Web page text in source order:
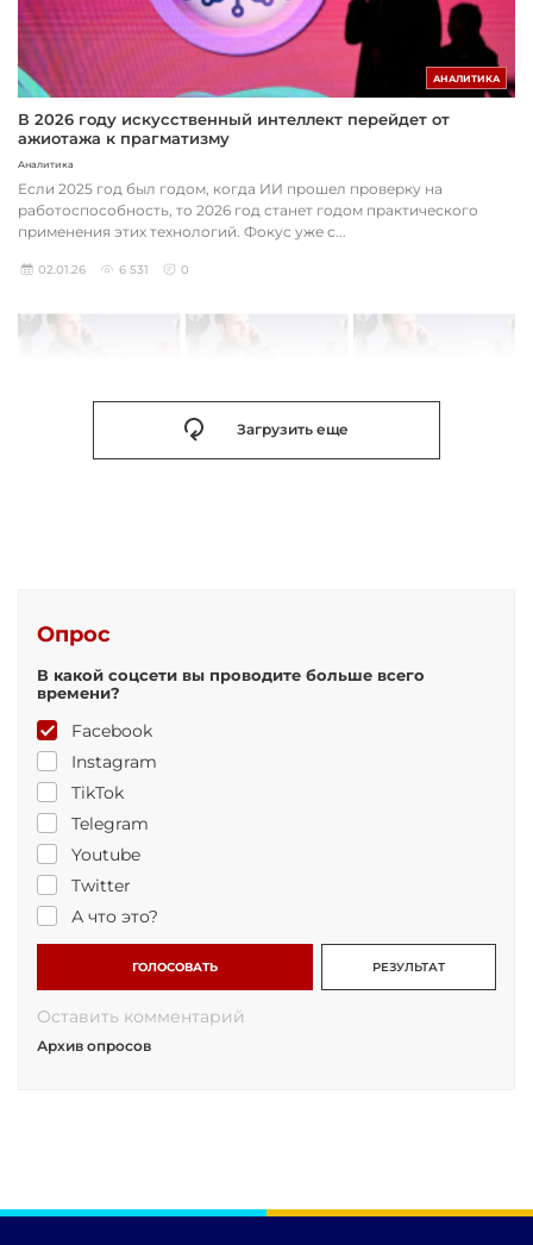
АНАЛИТИКА
В 2026 году искусственный интеллект перейдет от
ажиотажа к прагматизму
Аналитика
Если 2025 год был годом, когда ИИ прошел проверку на
работоспособность, то 2026 год станет годом практического
применения этих технологий. Фокус уже с...
02.01.26 6 531 0
Загрузить еще
Опрос
В какой соцсети вы проводите больше всего
времени?
Facebook
Instagram
TikTok
Telegram
Youtube
Twitter
А что это?
ГОЛОСОВАТЬ РЕЗУЛЬТАТ
Оставить комментарий
Архив опросов